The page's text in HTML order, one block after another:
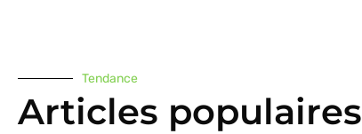
Tendance
Articles populaires